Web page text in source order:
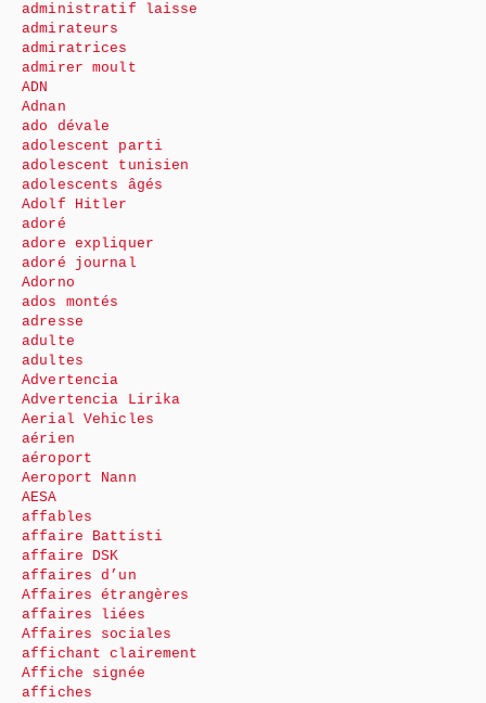
administratif laisse
admirateurs
admiratrices
admirer moult
ADN
Adnan
ado dévale
adolescent parti
adolescent tunisien
adolescents âgés
Adolf Hitler
adoré
adore expliquer
adoré journal
Adorno
ados montés
adresse
adulte
adultes
Advertencia
Advertencia Lirika
Aerial Vehicles
aérien
aéroport
Aeroport Nann
AESA
affables
affaire Battisti
affaire DSK
affaires d’un
Affaires étrangères
affaires liées
Affaires sociales
affichant clairement
Affiche signée
affiches